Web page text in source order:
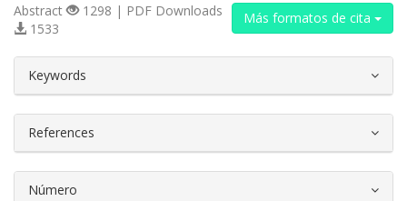
Más formatos de cita
Abstract
1298 | PDF Downloads
1533
Keywords
References
Número